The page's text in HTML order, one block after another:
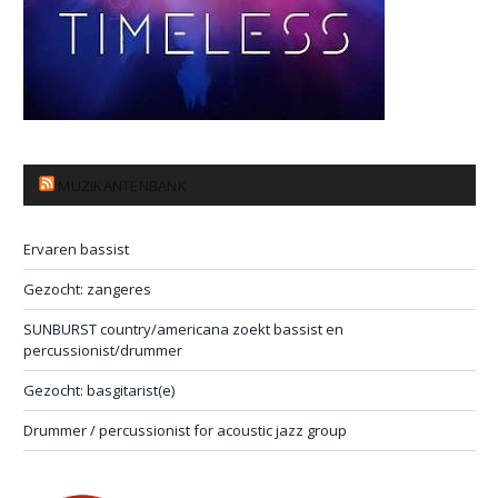
Ervaren bassist
Gezocht: zangeres
SUNBURST country/americana zoekt bassist en
percussionist/drummer
Gezocht: basgitarist(e)
Drummer / percussionist for acoustic jazz group